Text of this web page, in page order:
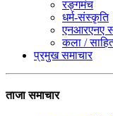
रङ्गमंच
धर्म-संस्कृति
एनआरएनए
कला /
प्रमुख समाचार
ताजा समाचार